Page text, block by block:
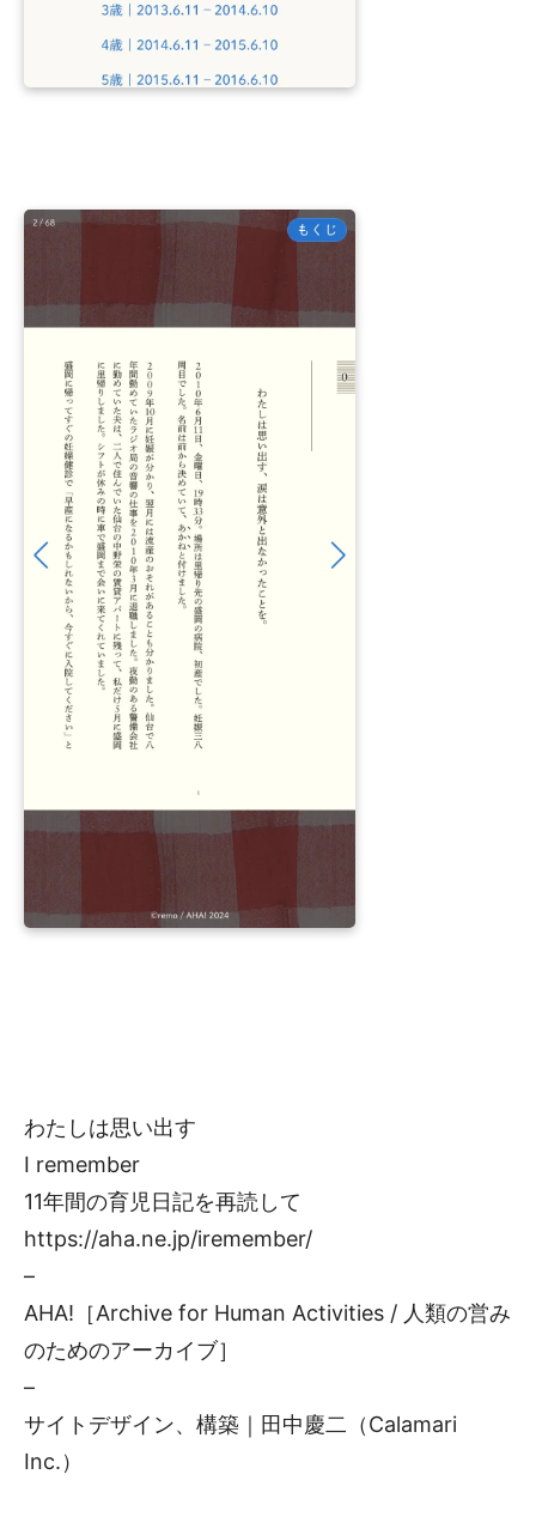
わたしは思い出す
I remember
11年間の育児日記を再読して
https://aha.ne.jp/iremember/
–
AHA!［Archive for Human Activities / 人類の営み
のためのアーカイブ］
–
サイトデザイン、構築｜田中慶二（Calamari
Inc.）